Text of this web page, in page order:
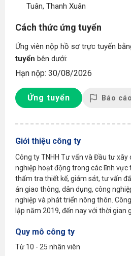
Tuân, Thanh Xuân
Cách thức ứng tuyển
Ứng viên nộp hồ sơ trực tuyến
tuyển bên dưới:
Hạn nộp: 30/08/2026
Ứng tuyển Báo
Giới thiệu công ty
Công ty TNHH Tư vấn và Đầu tư
nghiệp hoạt động trong các lĩnh vực
thẩm tra thiết kế, giám sát, tư vấn
án giao thông, dân dụng, công
nghiệp và phát triển nông thôn.
lập năm 2019, đến nay với thời gian
Quy mô công ty
Từ 10 - 25 nhân viên